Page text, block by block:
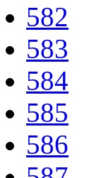
582
583
584
585
586